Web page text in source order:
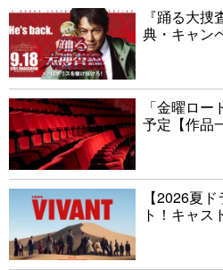
『踊る大
典・キャン
「金曜ロ
予定【作品
【2026夏
ト！キャス